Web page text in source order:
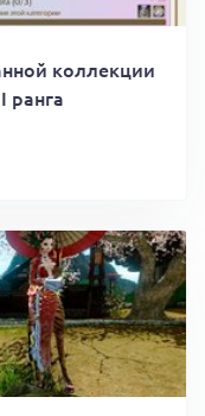
коллекции
ранга